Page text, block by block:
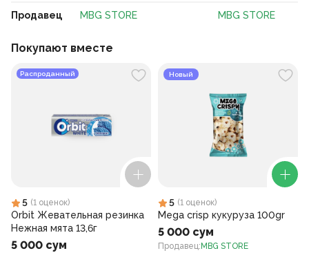
Продавец MBG STORE MBG STORE
Покупают вместе
Распроданный
5 (1 оценок)
Orbit Жевательная резинка
Нежная мята 13,6г
5 000 сум
Новый
5 (1 оценок)
Mega crisp кукуруза 100gr
5 000 сум
Продавец: MBG STORE